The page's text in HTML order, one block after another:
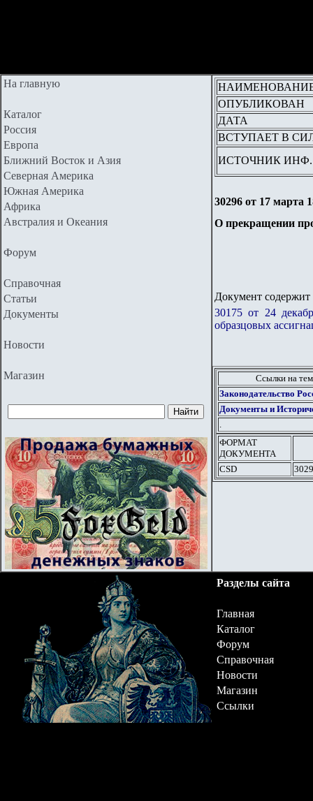
На главную
Каталог
Россия
Европа
Ближний Восток и Азия
Северная Америка
Южная Америка
Африка
Австралия и Океания
Форум
Справочная
Статьи
Документы
Новости
Магазин
ОПУБЛИКОВАН
ДАТА
ВСТУПАЕТ В
ИСТОЧНИК ИНФ.
30296 от 17 марта
О прекращении
Документ
30175 от 24
образцовых
Ссылки на
Законодательство
Документы и
.
ФОРМАТ
ДОКУМЕНТА
CSD
Разделы сайта
Главная
Каталог
Форум
Справочная
Новости
Магазин
Ссылки